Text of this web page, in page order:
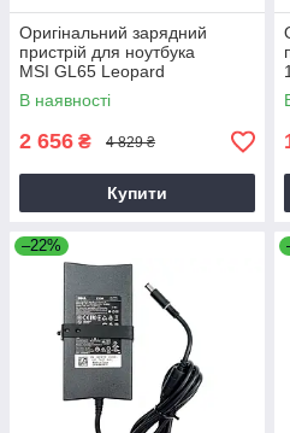
Оригінальний зарядний
пристрій для ноутбука
MSI GL65 Leopard
В наявності
2 656 ₴ 4 829 ₴
Купити
–22%